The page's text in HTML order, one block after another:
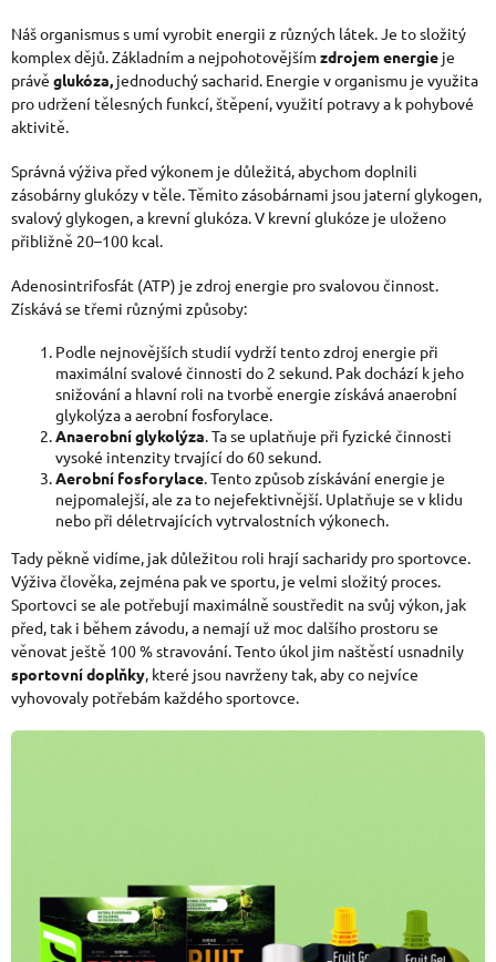
Náš organismus s umí vyrobit energii z různých látek. Je to složitý
komplex dějů. Základním a nejpohotovějším zdrojem energie je
právě glukóza, jednoduchý sacharid. Energie v organismu je využita
pro udržení tělesných funkcí, štěpení, využití potravy a k pohybové
aktivitě.
Správná výživa před výkonem je důležitá, abychom doplnili
zásobárny glukózy v těle. Těmito zásobárnami jsou jaterní glykogen,
svalový glykogen, a krevní glukóza. V krevní glukóze je uloženo
přibližně 20–100 kcal.
Adenosintrifosfát (ATP) je zdroj energie pro svalovou činnost.
Získává se třemi různými způsoby:
Podle nejnovějších studií vydrží tento zdroj energie při
maximální svalové činnosti do 2 sekund. Pak dochází k jeho
snižování a hlavní roli na tvorbě energie získává anaerobní
glykolýza a aerobní fosforylace.
Anaerobní glykolýza . Ta se uplatňuje při fyzické činnosti
vysoké intenzity trvající do 60 sekund.
Aerobní fosforylace . Tento způsob získávání energie je
nejpomalejší, ale za to nejefektivnější. Uplatňuje se v klidu
nebo při déletrvajících vytrvalostních výkonech.
Tady pěkně vidíme, jak důležitou roli hrají sacharidy pro sportovce.
Výživa člověka, zejména pak ve sportu, je velmi složitý proces.
Sportovci se ale potřebují maximálně soustředit na svůj výkon, jak
před, tak i během závodu, a nemají už moc dalšího prostoru se
věnovat ještě 100 % stravování. Tento úkol jim naštěstí usnadnily
sportovní doplňky , které jsou navrženy tak, aby co nejvíce
vyhovovaly potřebám každého sportovce.